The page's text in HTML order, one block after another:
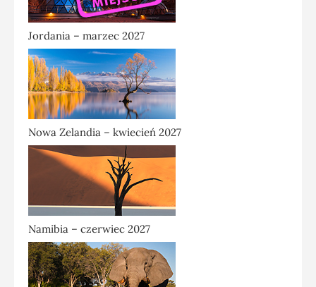
Jordania – marzec 2027
Nowa Zelandia – kwiecień 2027
Namibia – czerwiec 2027